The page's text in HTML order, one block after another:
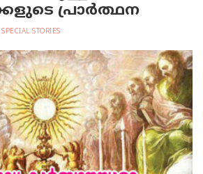
പ്രാര്‍ത്ഥന
SPECIAL STORIES